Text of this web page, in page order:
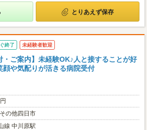
とりあえず保存
終了 未経験者歓迎
・ご案内】未経験OK♪人と接することが好
や気配りが活きる病院受付
の他四日市
線 中川原駅